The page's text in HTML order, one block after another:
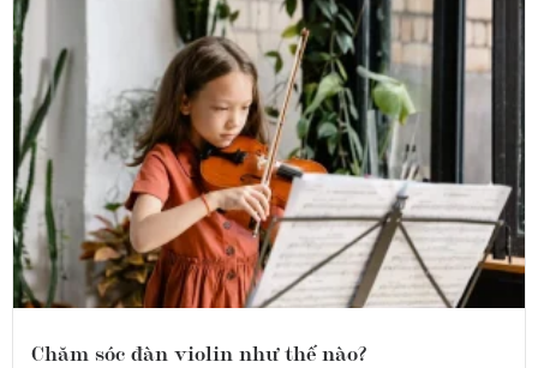
Chăm sóc đàn violin như thế nào?